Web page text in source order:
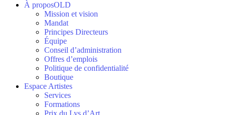
À proposOLD
Mission et vision
Mandat
Principes Directeurs
Équipe
Conseil d’administration
Offres d’emplois
Politique de confidentialité
Boutique
Espace Artistes
Services
Formations
Prix du Lys d’Art